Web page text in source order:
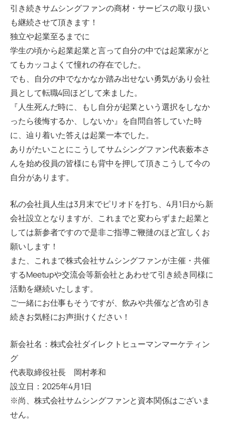
引き続きサムシングファンの商材・サービスの取り扱い
も継続させて頂きます！
独立や起業至るまでに
学生の頃から起業起業と言って自分の中では起業家がと
てもカッコよくて憧れの存在でした。
でも、自分の中でなかなか踏み出せない勇気があり会社
員として転職4回ほどして来ました。
『人生死んだ時に、もし自分が起業という選択をしなか
ったら後悔するか、しないか』を自問自答していた時
に、辿り着いた答えは起業一本でした。
ありがたいことにこうしてサムシングファン代表薮本さ
んを始め役員の皆様にも背中を押して頂きこうして今の
自分があります。
私の会社員人生は3月末でピリオドを打ち、4月1日から新
会社設立となりますが、これまでと変わらずまた起業と
しては新参者ですので是非ご指導ご鞭撻のほど宜しくお
願いします！
また、これまで株式会社サムシングファンが主催・共催
するMeetupや交流会等新会社とあわせて引き続き同様に
活動を継続いたします。
ご一緒にお仕事もそうですが、飲みや共催など含め引き
続きお気軽にお声掛けください！
新会社名：株式会社ダイレクトヒューマンマーケティン
グ
代表取締役社長 岡村孝和
設立日：2025年4月1日
※尚、株式会社サムシングファンと資本関係はございま
せん。